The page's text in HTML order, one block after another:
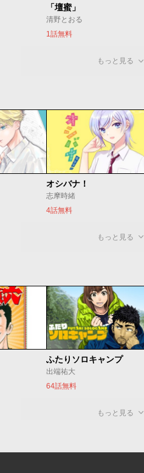
「壇蜜」
清野とおる
1話無料
もっと見る
オシバナ！
志摩時緒
4話無料
もっと見る
ふたりソロキャンプ
出端祐大
64話無料
もっと見る